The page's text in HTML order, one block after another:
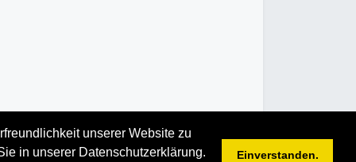
unserer Website zu
in unserer Datenschutzerklärung.
Einverstanden.